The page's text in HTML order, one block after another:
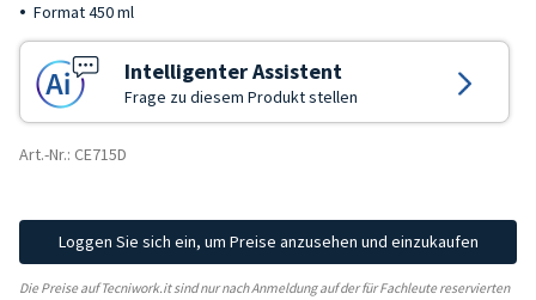
Format 450 ml
Intelligenter Assistent
Frage zu diesem Produkt stellen
Art.-Nr.: CE715D
Loggen Sie sich ein, um Preise anzusehen und einzukaufen
Die Preise auf Tecniwork.it sind nur nach Anmeldung auf der für Fachleute reservierten